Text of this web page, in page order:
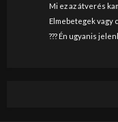
Mi ez az átverés
Elmebetegek vagy
??? Én ugyanis